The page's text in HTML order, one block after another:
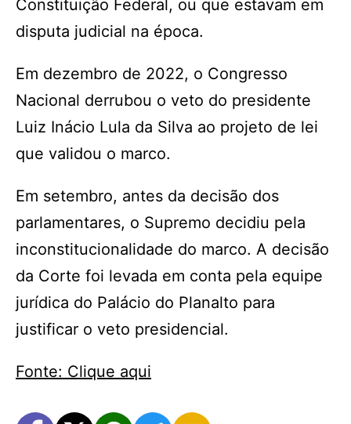
Constituição Federal, ou que estavam em
disputa judicial na época.
Em dezembro de 2022, o Congresso
Nacional derrubou o veto do presidente
Luiz Inácio Lula da Silva ao projeto de lei
que validou o marco.
Em setembro, antes da decisão dos
parlamentares, o Supremo decidiu pela
inconstitucionalidade do marco. A decisão
da Corte foi levada em conta pela equipe
jurídica do Palácio do Planalto para
justificar o veto presidencial.
Fonte: Clique aqui